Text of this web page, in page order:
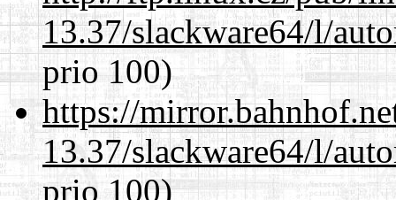
13.37/slackware64/l/
prio 100)
https://
13.37/slackware64/l/
prio 100)